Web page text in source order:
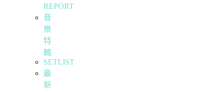
REPORT
音
樂
特
輯
SETLIST
最
新